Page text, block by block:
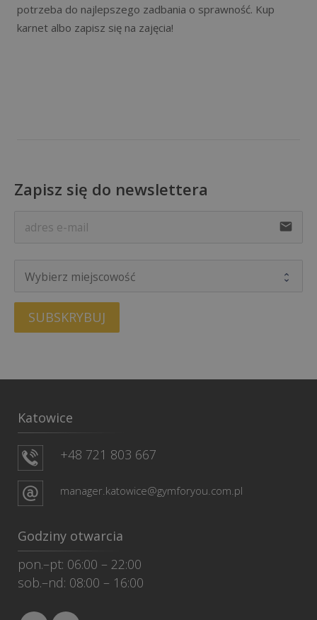
potrzeba do najlepszego zadbania o sprawność. Kup
karnet albo zapisz się na zajęcia!
Zapisz się do newslettera
email
SUBSKRYBUJ
Katowice
+48 721 803 667
manager.katowice@gymforyou.com.pl
Godziny otwarcia
pon.–pt: 06:00 – 22:00
sob.–nd: 08:00 – 16:00